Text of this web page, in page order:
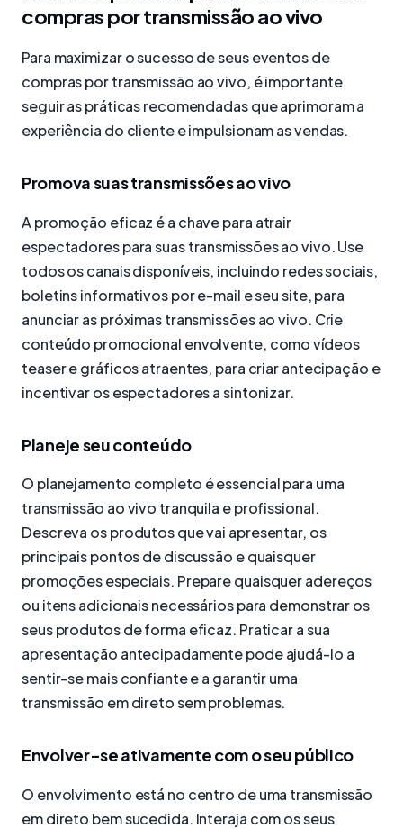
compras por transmissão ao vivo
Para maximizar o sucesso de seus eventos de
compras por transmissão ao vivo, é importante
seguir as práticas recomendadas que aprimoram a
experiência do cliente e impulsionam as vendas.
Promova suas transmissões ao vivo
A promoção eficaz é a chave para atrair
espectadores para suas transmissões ao vivo. Use
todos os canais disponíveis, incluindo redes sociais,
boletins informativos por e-mail e seu site, para
anunciar as próximas transmissões ao vivo. Crie
conteúdo promocional envolvente, como vídeos
teaser e gráficos atraentes, para criar antecipação e
incentivar os espectadores a sintonizar.
Planeje seu conteúdo
O planejamento completo é essencial para uma
transmissão ao vivo tranquila e profissional.
Descreva os produtos que vai apresentar, os
principais pontos de discussão e quaisquer
promoções especiais. Prepare quaisquer adereços
ou itens adicionais necessários para demonstrar os
seus produtos de forma eficaz. Praticar a sua
apresentação antecipadamente pode ajudá-lo a
sentir-se mais confiante e a garantir uma
transmissão em direto sem problemas.
Envolver-se ativamente com o seu público
O envolvimento está no centro de uma transmissão
em direto bem sucedida. Interaja com os seus